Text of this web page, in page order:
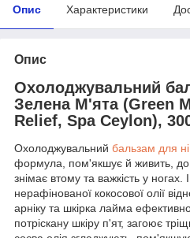
Опис Характеристики
Опис
Охолоджувальний
Зелена М'ята (Green
Relief, Spa Ceylon),
Охолоджувальний бальзам для
формула, пом'якшує й живить,
знімає втому та важкість у ногах.
нерафінованої кокосової олії
арніку та шкірка лайма
потріскану шкіру п'ят, загоює